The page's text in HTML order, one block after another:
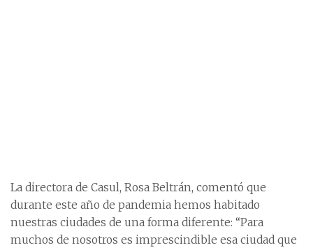
La directora de Casul, Rosa Beltrán, comentó que
durante este año de pandemia hemos habitado
nuestras ciudades de una forma diferente: “Para
muchos de nosotros es imprescindible esa ciudad que